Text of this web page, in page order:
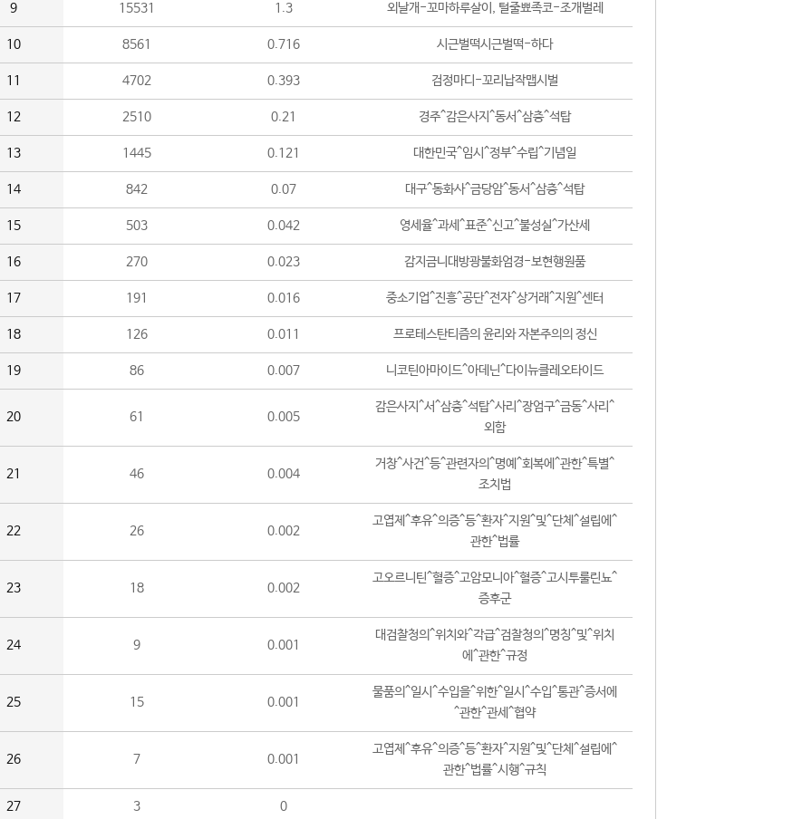
9 15531 1.3 외날개-꼬마하루살이, 털줄뾰족코-조개벌레
10 8561 0.716 시근벌떡시근벌떡-하다
11 4702 0.393 검정마디-꼬리납작맵시벌
12 2510 0.21 경주^감은사지^동서^삼층^석탑
13 1445 0.121 대한민국^임시^정부^수립^기념일
14 842 0.07 대구^동화사^금당암^동서^삼층^석탑
15 503 0.042 영세율^과세^표준^신고^불성실^가산세
16 270 0.023 감지금니대방광불화엄경-보현행원품
17 191 0.016 중소기업^진흥^공단^전자^상거래^지원^센터
18 126 0.011 프로테스탄티즘의 윤리와 자본주의의 정신
19 86 0.007 니코틴아마이드^아데닌^다이뉴클레오타이드
20 61 0.005
감은사지^서^삼층^석탑^사리^장엄구^금동^사리^
외함
21 46 0.004
거창^사건^등^관련자의^명예^회복에^관한^특별^
조치법
22 26 0.002
고엽제^후유^의증^등^환자^지원^및^단체^설립에^
관한^법률
23 18 0.002
고오르니틴^혈증^고암모니아^혈증^고시투룰린뇨^
증후군
24 9 0.001
대검찰청의^위치와^각급^검찰청의^명칭^및^위치
에^관한^규정
25 15 0.001
물품의^일시^수입을^위한^일시^수입^통관^증서에
^관한^관세^협약
26 7 0.001
고엽제^후유^의증^등^환자^지원^및^단체^설립에^
관한^법률^시행^규칙
27 3 0